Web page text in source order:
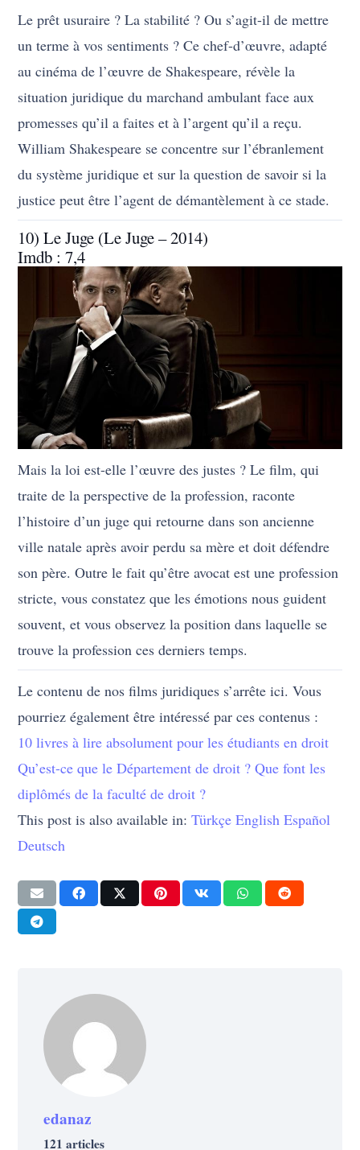
Le prêt usuraire ? La stabilité ? Ou s’agit-il de mettre
un terme à vos sentiments ? Ce chef-d’œuvre, adapté
au cinéma de l’œuvre de Shakespeare, révèle la
situation juridique du marchand ambulant face aux
promesses qu’il a faites et à l’argent qu’il a reçu.
William Shakespeare se concentre sur l’ébranlement
du système juridique et sur la question de savoir si la
justice peut être l’agent de démantèlement à ce stade.
10) Le Juge (Le Juge – 2014)
Imdb : 7,4
Mais la loi est-elle l’œuvre des justes ? Le film, qui
traite de la perspective de la profession, raconte
l’histoire d’un juge qui retourne dans son ancienne
ville natale après avoir perdu sa mère et doit défendre
son père. Outre le fait qu’être avocat est une profession
stricte, vous constatez que les émotions nous guident
souvent, et vous observez la position dans laquelle se
trouve la profession ces derniers temps.
Le contenu de nos films juridiques s’arrête ici. Vous
pourriez également être intéressé par ces contenus :
10 livres à lire absolument pour les étudiants en droit
Qu’est-ce que le Département de droit ? Que font les
diplômés de la faculté de droit ?
This post is also available in:Türkçe English Español
Deutsch
edanaz
121 articles
CULTURE